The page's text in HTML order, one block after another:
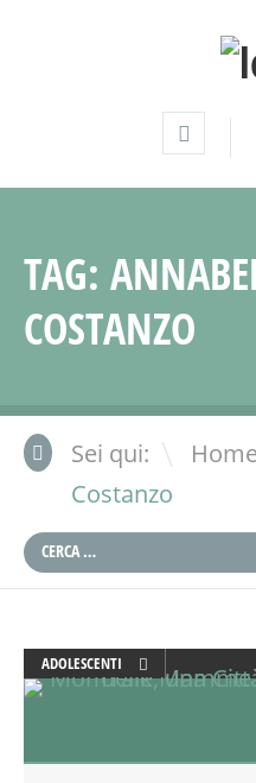
TAG:
COSTANZO
Sei qui: Home
Costanzo
ADOLESCENTI
ADULTI